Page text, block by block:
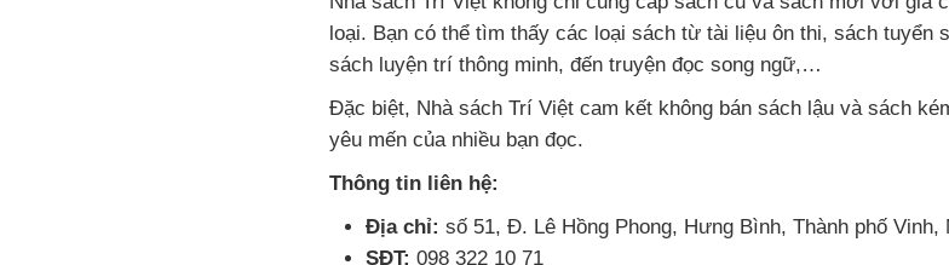
loại. Bạn có thể tìm thấy các loại sách từ tài liệu ôn thi, sách tuyển
sách luyện trí thông minh, đến truyện đọc song ngữ,…
Đặc biệt, Nhà sách Trí Việt cam kết không bán sách lậu và sách
yêu mến của nhiều bạn đọc.
Thông tin liên hệ:
Địa chỉ: số 51, Đ. Lê Hồng Phong, Hưng Bình, Thành phố Vinh,
SĐT: 098 322 10 71